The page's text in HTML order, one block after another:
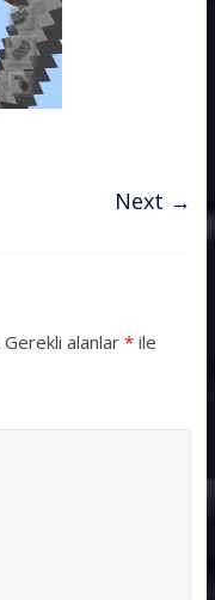
Next →
Gerekli alanlar *ile